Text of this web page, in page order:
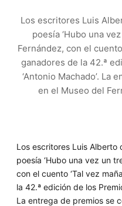
Los escritores Luis
poesía ‘Hubo una
Fernández, con el
ganadores de la 42.ª
‘Antonio Machado’. La
en el Museo del
Los escritores Luis Alberto
poesía ‘Hubo una vez un
con el cuento ‘Tal vez
la 42.ª edición de los
La entrega de premios se